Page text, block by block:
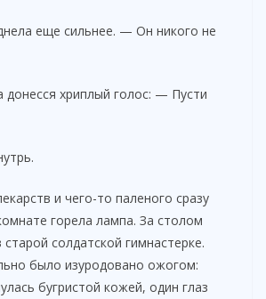
еще сильнее. — Он никого не
донесся хриплый голос: — Пусти
и чего-то паленого сразу
горела лампа. За столом
солдатской гимнастерке.
было изуродовано ожогом:
бугристой кожей, один глаз